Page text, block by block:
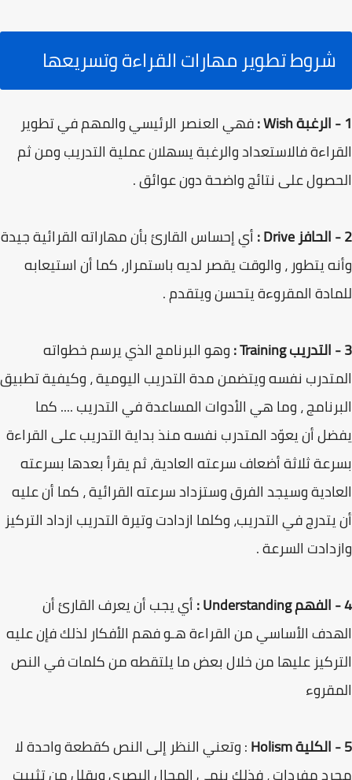
شروط تطوير مهارات القراءة وتسريعها
1 - الرغبة Wish :
فهي العنصر الرئيسي والمهم في تطوير
القراءة فالاستعداد والرغبة يسهلان عملية التدريب ومن ثم
الحصول على نتائج واضحة دون عوائق .
2 - الحافز Drive :
أي إحساس القارئ بأن مهاراته القرائية جيدة
وأنه يتطور ، والوقت يقصر لديه باستمرار، كما أن استيعابه
للمادة المقروءة يتحسن ويتقدم .
3 - التدريب Training :
وهو البرنامج الذي يرسم خطواته
المتدرب نفسه ويتضمن مدة التدريب اليومية ، وكيفية تطبيق
البرنامج ، وما هي الأدوات المساعدة في التدريب .... كما
يفضل أن يعوّد المتدرب نفسه منذ بداية التدريب على القراءة
بسرعة ثلاثة أضعاف سرعته العادية، ثم يقرأ بعدها بسرعته
العادية وسيجد الفرق وستزداد سرعته القرائية ، كما أن عليه
أن يتدرج في التدريب، وكلما ازدادت وتيرة التدريب ازداد التركيز
وازدادت السرعة .
4 - الفهم Understanding :
أي يجب أن يعرف القارئ أن
الهدف الأساسي من القراءة هـو فهم الأفكار لذلك فإن عليه
التركيز عليها من خلال بعض ما يلتقطه من كلمات في النص
المقروء
5 - الكلية Holism
: وتعني النظر إلى النص كقطعة واحدة لا